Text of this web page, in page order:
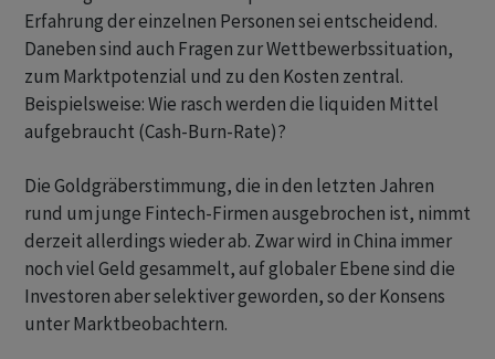
Erfahrung der einzelnen Personen sei entscheidend.
Daneben sind auch Fragen zur Wettbewerbssituation,
zum Marktpotenzial und zu den Kosten zentral.
Beispielsweise: Wie rasch werden die liquiden Mittel
aufgebraucht (Cash-Burn-Rate)?
Die Goldgräberstimmung, die in den letzten Jahren
rund um junge Fintech-Firmen ausgebrochen ist, nimmt
derzeit allerdings wieder ab. Zwar wird in China immer
noch viel Geld gesammelt, auf globaler Ebene sind die
Investoren aber selektiver geworden, so der Konsens
unter Marktbeobachtern.